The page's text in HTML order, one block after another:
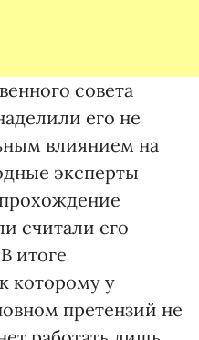
совета
его не
влиянием на
эксперты
считали его
итоге
которому у
претензий не